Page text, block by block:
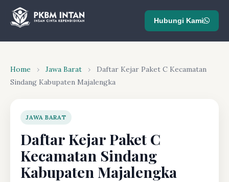
Hubungi Kami
Home › Jawa Barat ›
Daftar Kejar Paket C Kecamatan
Sindang Kabupaten Majalengka
JAWA BARAT
Daftar Kejar Paket C
Kecamatan Sindang
Kabupaten Majalengka